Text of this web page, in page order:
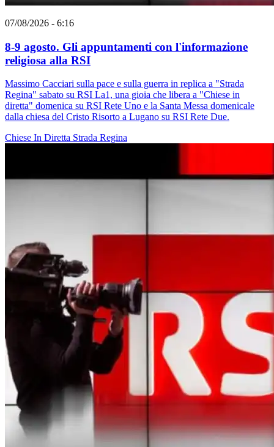
07/08/2026 - 6:16
8-9 agosto. Gli appuntamenti con l'informazione
religiosa alla RSI
Massimo Cacciari sulla pace e sulla guerra in replica a "Strada
Regina" sabato su RSI La1, una gioia che libera a "Chiese in
diretta" domenica su RSI Rete Uno e la Santa Messa domenicale
dalla chiesa del Cristo Risorto a Lugano su RSI Rete Due.
Chiese In Diretta Strada Regina